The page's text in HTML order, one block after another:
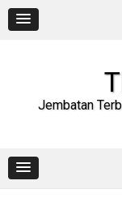
content
Jembatan